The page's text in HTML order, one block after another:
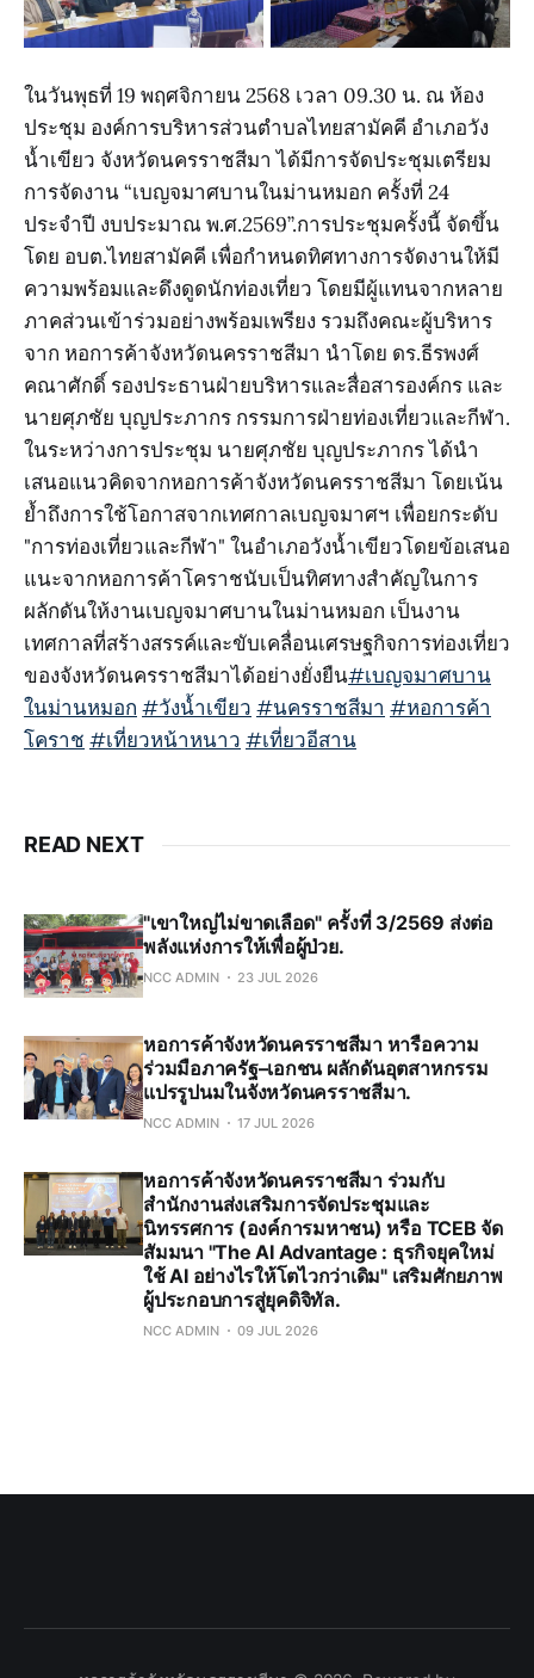
ในวันพุธที่ 19 พฤศจิกายน 2568 เวลา 09.30 น. ณ ห้อง
ประชุม องค์การบริหารส่วนตำบลไทยสามัคคี อำเภอวัง
น้ำเขียว จังหวัดนครราชสีมา ได้มีการจัดประชุมเตรียม
การจัดงาน “เบญจมาศบานในม่านหมอก ครั้งที่ 24
ประจำปี งบประมาณ พ.ศ.2569”.​การประชุมครั้งนี้ จัดขึ้น
โดย อบต.ไทยสามัคคี เพื่อกำหนดทิศทางการจัดงานให้มี
ความพร้อมและดึงดูดนักท่องเที่ยว โดยมีผู้แทนจากหลาย
ภาคส่วนเข้าร่วมอย่างพร้อมเพรียง รวมถึงคณะผู้บริหาร
จาก หอการค้าจังหวัดนครราชสีมา นำโดย ดร.ธีรพงศ์
คณาศักดิ์ รองประธานฝ่ายบริหารและสื่อสารองค์กร และ
นายศุภชัย บุญประภากร กรรมการฝ่ายท่องเที่ยวและกีฬา.​
ในระหว่างการประชุม นายศุภชัย บุญประภากร ได้นำ
เสนอแนวคิดจากหอการค้าจังหวัดนครราชสีมา โดยเน้น
ย้ำถึงการใช้โอกาสจากเทศกาลเบญจมาศฯ เพื่อยกระดับ
"การท่องเที่ยวและกีฬา" ในอำเภอวังน้ำเขียวโดยข้อเสนอ
แนะจากหอการค้าโคราชนับเป็นทิศทางสำคัญในการ
ผลักดันให้งานเบญจมาศบานในม่านหมอก เป็นงาน
เทศกาลที่สร้างสรรค์และขับเคลื่อนเศรษฐกิจการท่องเที่ยว
ของจังหวัดนครราชสีมาได้อย่างยั่งยืน#เบญจมาศบาน
ในม่านหมอก #วังน้ำเขียว #นครราชสีมา #หอการค้า
โคราช #เที่ยวหน้าหนาว #เที่ยวอีสาน
READ NEXT
"เขาใหญ่ไม่ขาดเลือด" ครั้งที่ 3/2569 ส่งต่อ
พลังแห่งการให้เพื่อผู้ป่วย.
NCC ADMIN 23 JUL 2026
หอการค้าจังหวัดนครราชสีมา หารือความ
ร่วมมือภาครัฐ–เอกชน ผลักดันอุตสาหกรรม
แปรรูปนมในจังหวัดนครราชสีมา.
NCC ADMIN 17 JUL 2026
หอการค้าจังหวัดนครราชสีมา ร่วมกับ
สำนักงานส่งเสริมการจัดประชุมและ
นิทรรศการ (องค์การมหาชน) หรือ TCEB จัด
สัมมนา "The AI Advantage : ธุรกิจยุคใหม่
ใช้ AI อย่างไรให้โตไวกว่าเดิม" เสริมศักยภาพ
ผู้ประกอบการสู่ยุคดิจิทัล.
NCC ADMIN 09 JUL 2026